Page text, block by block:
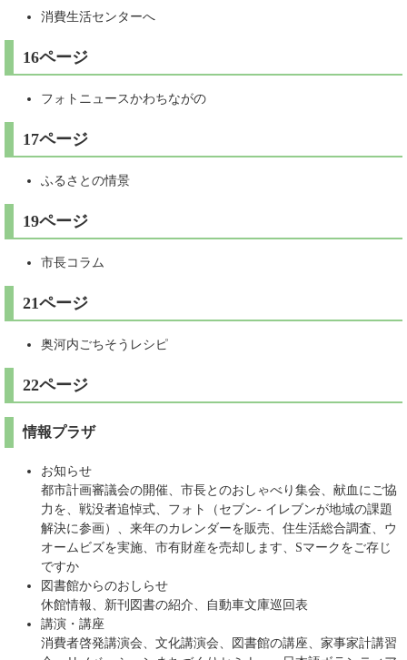
消費生活センターへ
16ページ
フォトニュースかわちながの
17ページ
ふるさとの情景
19ページ
市長コラム
21ページ
奥河内ごちそうレシピ
22ページ
情報プラザ
お知らせ
都市計画審議会の開催、市長とのおしゃべり集会、献血にご協
力を、戦没者追悼式、フォト（セブン- イレブンが地域の課題
解決に参画）、来年のカレンダーを販売、住生活総合調査、ウ
オームビズを実施、市有財産を売却します、Sマークをご存じ
ですか
図書館からのおしらせ
休館情報、新刊図書の紹介、自動車文庫巡回表
講演・講座
消費者啓発講演会、文化講演会、図書館の講座、家事家計講習